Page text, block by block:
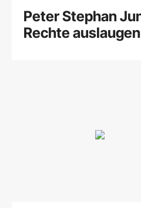
Peter Stephan
Rechte